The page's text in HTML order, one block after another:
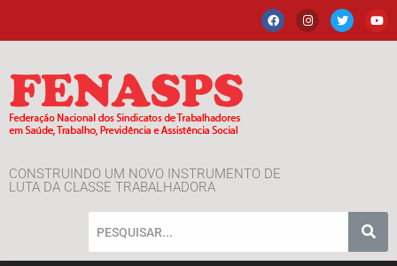
CONSTRUINDO UM NOVO INSTRUMENTO DE
LUTA DA CLASSE TRABALHADORA